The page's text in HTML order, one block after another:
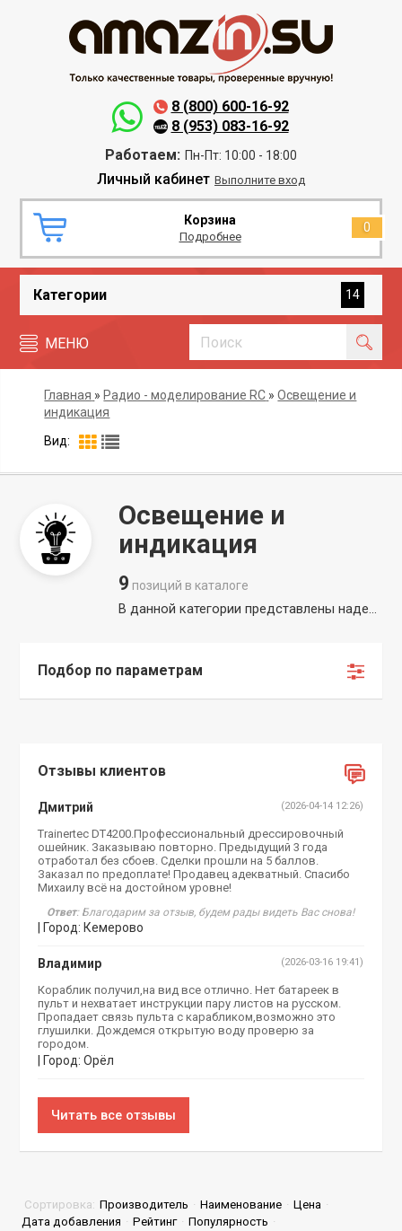
8 (800) 600-16-92
8 (953) 083-16-92
Работаем: Пн-Пт: 10:00 - 18:00
Личный кабинет Выполните вход
Корзина
Подробнее
0
Категории 14
МЕНЮ
Главная » Радио - моделирование RC »Освещение и
индикация
Вид:
Освещение и
индикация
9 позиций в каталоге
В данной категории представлены надежные светодиоды и мощные LED лампы, которые обеспечивают отличную видимость в любое время суток. Яркие светодиоды для RC моделей, позволяющие уверенно управлять устройством в сумерках. Специализированная фара на прикормочный кораблик поможет не терять судно из вида при ночном завозе прикормки и обеспечит четкую индикацию команд на большом расстоянии.
Подбор по параметрам
Отзывы клиентов
Дмитрий (2026-04-14 12:26)
Trainertec DT4200.Профессиональный дрессировочный
ошейник. Заказываю повторно. Предыдущий 3 года
отработал без сбоев. Сделки прошли на 5 баллов.
Заказал по предоплате! Продавец адекватный. Спасибо
Михаилу всё на достойном уровне!
Ответ: Благодарим за отзыв, будем рады видеть Вас снова!
| Город: Кемерово
Владимир (2026-03-16 19:41)
Кораблик получил,на вид все отлично. Нет батареек в
пульт и нехватает инструкции пару листов на русском.
Пропадает связь пульта с карабликом,возможно это
глушилки. Дождемся открытую воду проверю за
городом.
| Город: Орёл
Читать все отзывы
Сортировка: Производитель · Наименование · Цена ·
Дата добавления · Рейтинг · Популярность ·